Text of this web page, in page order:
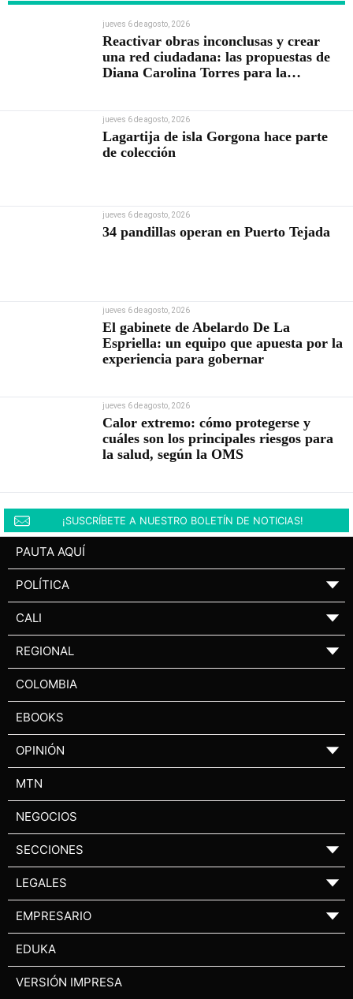
jueves 6 de agosto, 2026
Reactivar obras inconclusas y crear
una red ciudadana: las propuestas de
Diana Carolina Torres para la
jueves 6 de agosto, 2026
Lagartija de isla Gorgona hace parte
de colección
jueves 6 de agosto, 2026
34 pandillas operan en Puerto Tejada
jueves 6 de agosto, 2026
El gabinete de Abelardo De La
Espriella: un equipo que apuesta por la
experiencia para gobernar
jueves 6 de agosto, 2026
Calor extremo: cómo protegerse y
cuáles son los principales riesgos para
la salud, según la OMS
¡SUSCRÍBETE A NUESTRO BOLETÍN DE NOTICIAS!
PAUTA AQUÍ
POLÍTICA ▼
CALI ▼
REGIONAL ▼
COLOMBIA
EBOOKS
OPINIÓN ▼
MTN
NEGOCIOS
SECCIONES ▼
LEGALES ▼
EMPRESARIO ▼
EDUKA
VERSIÓN IMPRESA